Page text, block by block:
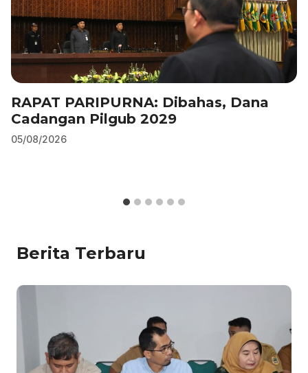
RAPAT PARIPURNA: Dibahas, Dana
Cadangan Pilgub 2029
05/08/2026
Berita Terbaru